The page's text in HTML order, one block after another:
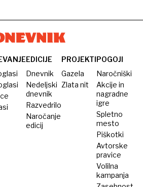
EDICIJE
Dnevnik
Nedeljski
dnevnik
Razvedrilo
Naročanje
edicij
PROJEKTI
Gazela
Zlata nit
POGOJI
Naročniški
Akcije in
nagradne
igre
Spletno
mesto
Piškotki
Avtorske
pravice
Volilna
kampanja